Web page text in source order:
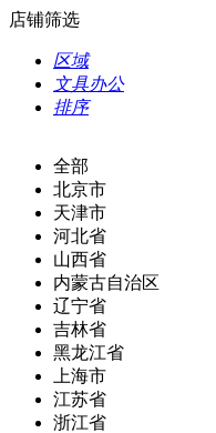
店铺筛选
区域
文具办公
排序
全部
北京市
天津市
河北省
山西省
内蒙古自治区
辽宁省
吉林省
黑龙江省
上海市
江苏省
浙江省